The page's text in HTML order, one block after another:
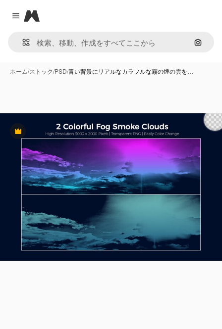
Close menu
Magnific
画像で
ホーム/ストック/PSD/青い背景にリアルなカラフルな霧の煙の雲を…
Premium